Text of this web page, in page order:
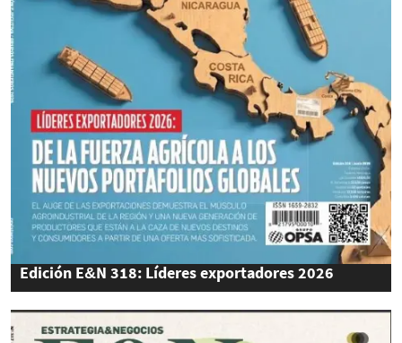
Edición E&N 318: Líderes exportadores 2026